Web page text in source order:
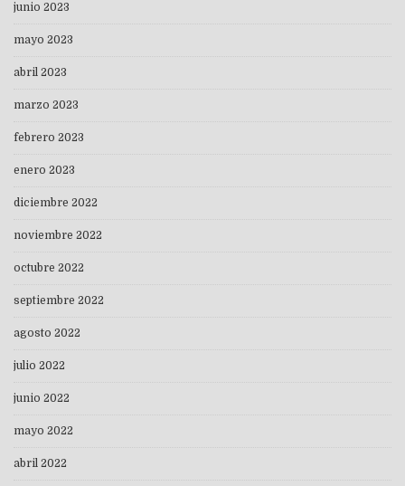
junio 2023
mayo 2023
abril 2023
marzo 2023
febrero 2023
enero 2023
diciembre 2022
noviembre 2022
octubre 2022
septiembre 2022
agosto 2022
julio 2022
junio 2022
mayo 2022
abril 2022